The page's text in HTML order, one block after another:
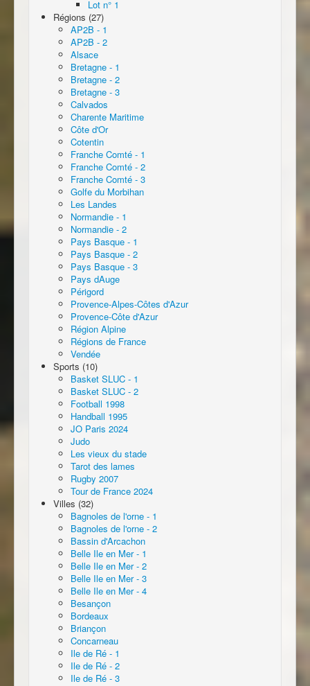
Lot n° 1
Régions (27)
AP2B - 1
AP2B - 2
Alsace
Bretagne - 1
Bretagne - 2
Bretagne - 3
Calvados
Charente Maritime
Côte d'Or
Cotentin
Franche Comté - 1
Franche Comté - 2
Franche Comté - 3
Golfe du Morbihan
Les Landes
Normandie - 1
Normandie - 2
Pays Basque - 1
Pays Basque - 2
Pays Basque - 3
Pays dAuge
Périgord
Provence-Alpes-Côtes d'Azur
Provence-Côte d'Azur
Région Alpine
Régions de France
Vendée
Sports (10)
Basket SLUC - 1
Basket SLUC - 2
Football 1998
Handball 1995
JO Paris 2024
Judo
Les vieux du stade
Tarot des lames
Rugby 2007
Tour de France 2024
Villes (32)
Bagnoles de l'orne - 1
Bagnoles de l'orne - 2
Bassin d'Arcachon
Belle Ile en Mer - 1
Belle Ile en Mer - 2
Belle Ile en Mer - 3
Belle Ile en Mer - 4
Besançon
Bordeaux
Briançon
Concarneau
Ile de Ré - 1
Ile de Ré - 2
Ile de Ré - 3